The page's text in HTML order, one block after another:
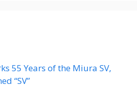
55 Years of the Miura SV,
“SV”